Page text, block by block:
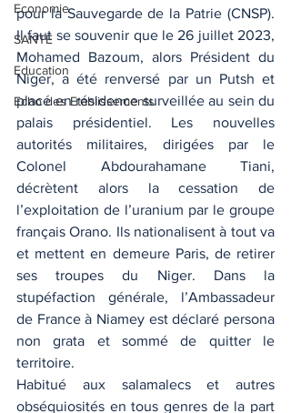
Economie
SANTE
Education
Echo des Etablissements
pour la Sauvegarde de la Patrie (CNSP).
Il faut se souvenir que le 26 juillet 2023,
Mohamed Bazoum, alors Président du
Niger, a été renversé par un Putsh et
placé en résidence surveillée au sein du
palais présidentiel. Les nouvelles
autorités militaires, dirigées par le
Colonel Abdourahamane Tiani,
décrètent alors la cessation de
l’exploitation de l’uranium par le groupe
français Orano. Ils nationalisent à tout va
et mettent en demeure Paris, de retirer
ses troupes du Niger. Dans la
stupéfaction générale, l’Ambassadeur
de France à Niamey est déclaré persona
non grata et sommé de quitter le
territoire.
Habitué aux salamalecs et autres
obséquiosités en tous genres de la part